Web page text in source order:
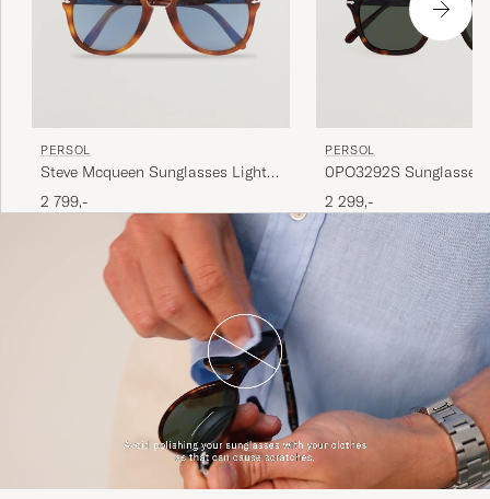
PERSOL
Steve Mcqueen Sunglasses Light
Havana
2 799,-
PERSOL
0PO3292S Sunglasses
Havana
2 299,-